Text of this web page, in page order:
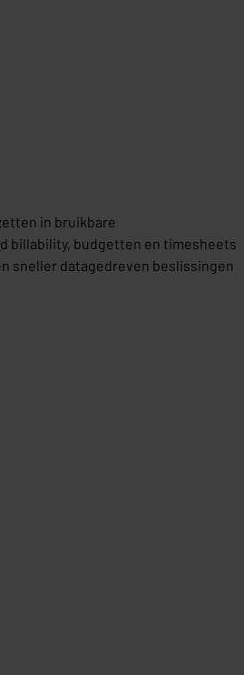
in bruikbare
billability, budgetten en timesheets
sneller datagedreven beslissingen